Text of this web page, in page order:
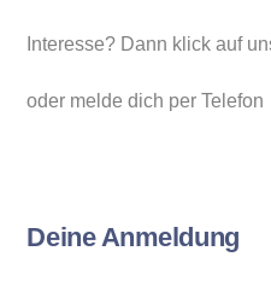
Interesse? Dann klick auf
oder melde dich per
Deine Anmeldung